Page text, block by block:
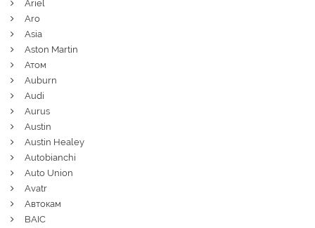
Ariel
Aro
Asia
Aston Martin
Атом
Auburn
Audi
Aurus
Austin
Austin Healey
Autobianchi
Auto Union
Avatr
Автокам
BAIC